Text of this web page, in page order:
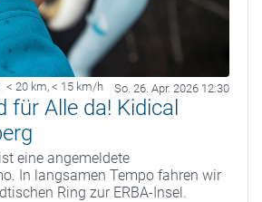
< 20 km, < 15 km/h So. 26. Apr. 2026 12:30
für Alle da! Kidical
eine angemeldete
In langsamen Tempo fahren wir
Ring zur ERBA-Insel.